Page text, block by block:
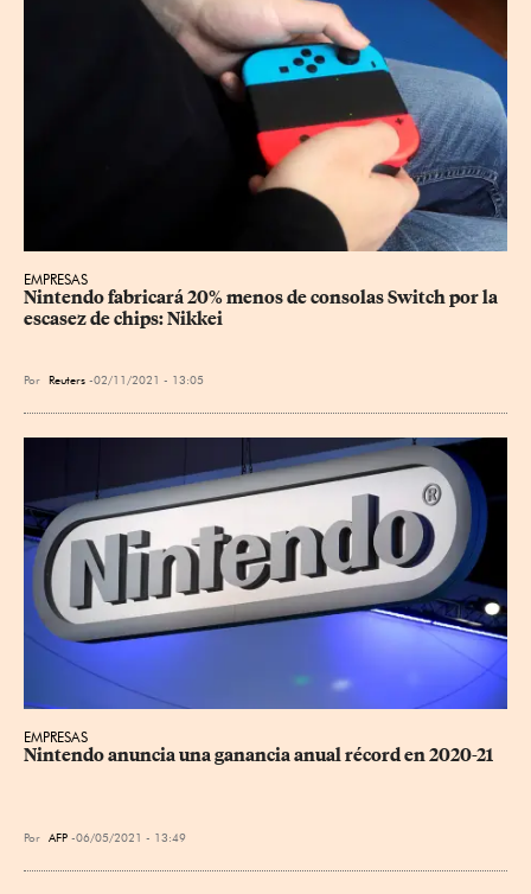
EMPRESAS
Nintendo fabricará 20% menos de consolas Switch por la
escasez de chips: Nikkei
Por Reuters 02/11/2021 - 13:05
EMPRESAS
Nintendo anuncia una ganancia anual récord en 2020-21
Por AFP 06/05/2021 - 13:49